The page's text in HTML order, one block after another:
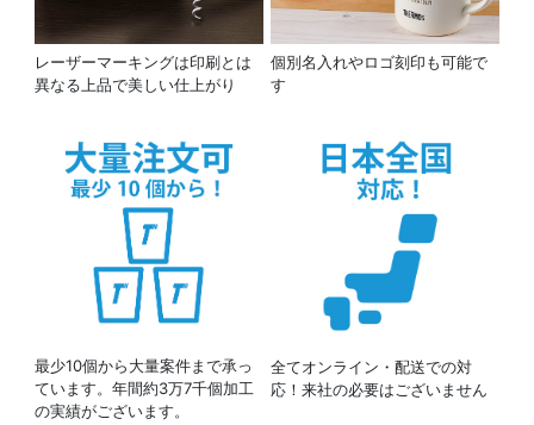
レーザーマーキングは印刷とは
異なる上品で美しい仕上がり
個別名入れやロゴ刻印も可能で
す
最少10個から大量案件まで承っ
ています。年間約3万7千個加工
の実績がございます。
全てオンライン・配送での対
応！来社の必要はございません